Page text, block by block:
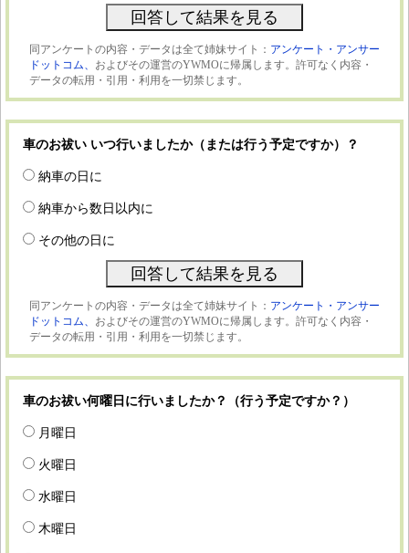
同アンケートの内容・データは全て姉妹サイト： アンケート・アンサー
ドットコム、 およびその運営のYWMOに帰属します。許可なく内容・
データの転用・引用・利用を一切禁じます。
車のお祓い いつ行いましたか（または行う予定ですか）？
納車の日に
納車から数日以内に
その他の日に
同アンケートの内容・データは全て姉妹サイト： アンケート・アンサー
ドットコム、 およびその運営のYWMOに帰属します。許可なく内容・
データの転用・引用・利用を一切禁じます。
車のお祓い何曜日に行いましたか？（行う予定ですか？）
月曜日
火曜日
水曜日
木曜日